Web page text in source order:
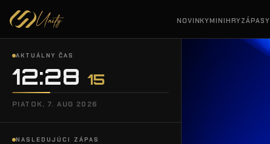
NOVINKYMINIHRYZÁPASY
AKTUÁLNY ČAS
12:28 16
PIATOK, 7. AUG 2026
NASLEDUJÚCI ZÁPAS